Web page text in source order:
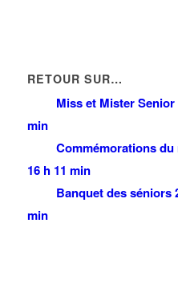
RETOUR SUR…
Miss et Mister Senior
min
Commémorations
16 h 11 min
Banquet des séniors
min